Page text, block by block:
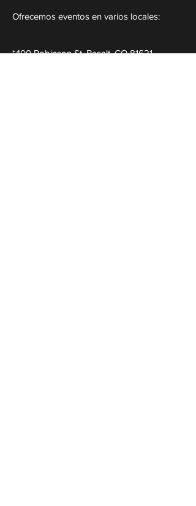
Ofrecemos eventos en varios locales:
*400 Robinson St, Basalt, CO 81621